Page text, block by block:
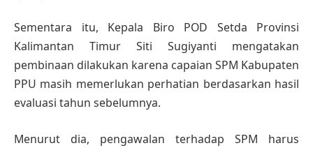
Sementara itu, Kepala Biro POD Setda Provinsi
Kalimantan Timur Siti Sugiyanti mengatakan
pembinaan dilakukan karena capaian SPM Kabupaten
PPU masih memerlukan perhatian berdasarkan hasil
evaluasi tahun sebelumnya.
Menurut dia, pengawalan terhadap SPM harus